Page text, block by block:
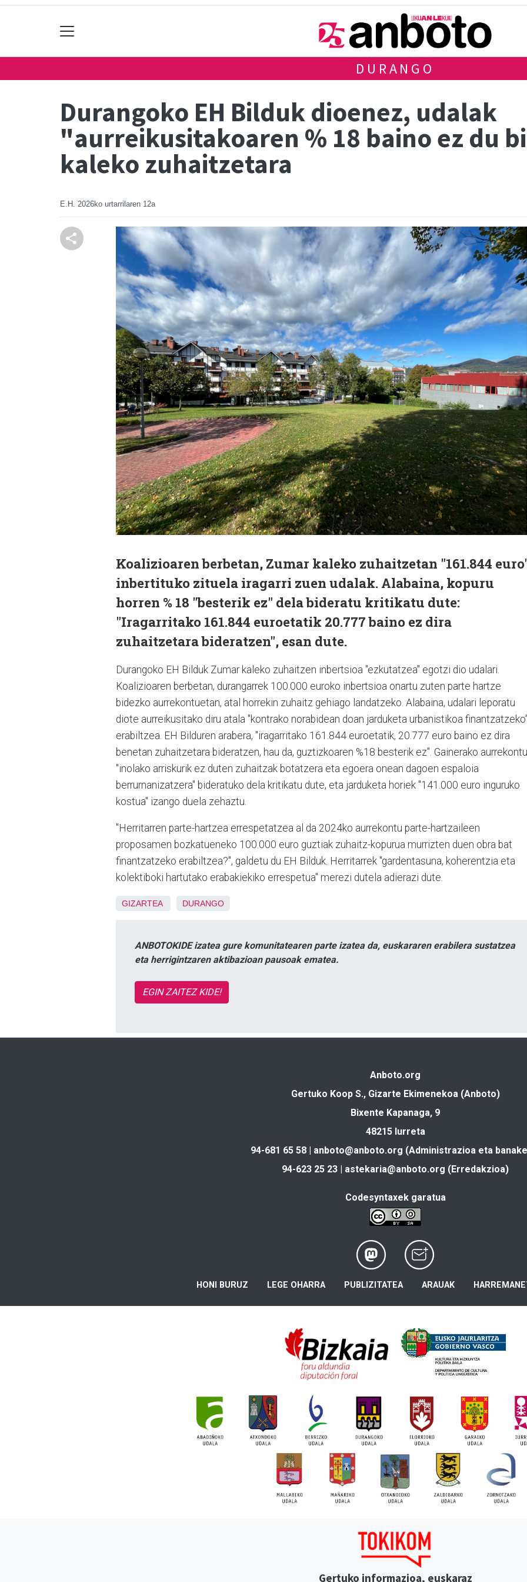
DURANGO
Durangoko EH Bilduk dioenez, udalak
"aurreikusitakoaren % 18 baino ez du
kaleko zuhaitzetara
E.H. 2026ko urtarrilaren 12a
Koalizioaren berbetan, Zumar kaleko zuhaitzetan "161.844
inbertituko zituela iragarri zuen udalak. Alabaina, kopuru
horren % 18 "besterik ez" dela bideratu kritikatu dute:
"Iragarritako 161.844 euroetatik 20.777 baino ez dira
zuhaitzetara bideratzen", esan dute.
Durangoko EH Bilduk Zumar kaleko zuhaitzen inbertsioa "ezkutatzea" egotzi dio udalari.
Koalizioaren berbetan, durangarrek 100.000 euroko inbertsioa onartu zuten parte hartze
bidezko aurrekontuetan, atal horrekin zuhaitz gehiago landatzeko. Alabaina, udalari leporatu
diote aurreikusitako diru atala "kontrako norabidean doan jarduketa urbanistikoa finantzatzeko"
erabiltzea. EH Bilduren arabera, "iragarritako 161.844 euroetatik, 20.777 euro baino ez dira
benetan zuhaitzetara bideratzen, hau da, guztizkoaren %18 besterik ez". Gainerako
"inolako arriskurik ez duten zuhaitzak botatzera eta egoera onean dagoen espaloia
berrurnanizatzera" bideratuko dela kritikatu dute, eta jarduketa horiek "141.000 euro inguruko
kostua" izango duela zehaztu.
"Herritarren parte-hartzea errespetatzea al da 2024ko aurrekontu parte-hartzaileen
proposamen bozkatueneko 100.000 euro guztiak zuhaitz-kopurua murrizten duen obra bat
finantzatzeko erabiltzea?", galdetu du EH Bilduk. Herritarrek "gardentasuna, koherentzia eta
kolektiboki hartutako erabakiekiko errespetua" merezi dutela adierazi dute.
GIZARTEA DURANGO
ANBOTOKIDE izatea gure komunitatearen parte izatea da, euskararen erabilera sustatzea
eta herrigintzaren aktibazioan pausoak ematea.
EGIN ZAITEZ KIDE!
Anboto.org
Gertuko Koop S., Gizarte Ekimenekoa (Anboto)
Bixente Kapanaga, 9
48215 Iurreta
94-681 65 58 | anboto@anboto.org (Administrazioa eta
94-623 25 23 | astekaria@anboto.org (Erredakzioa)
Codesyntaxek garatua
HONI BURUZ LEGE OHARRA PUBLIZITATEA ARAUAK
Gertuko informazioa, euskaraz